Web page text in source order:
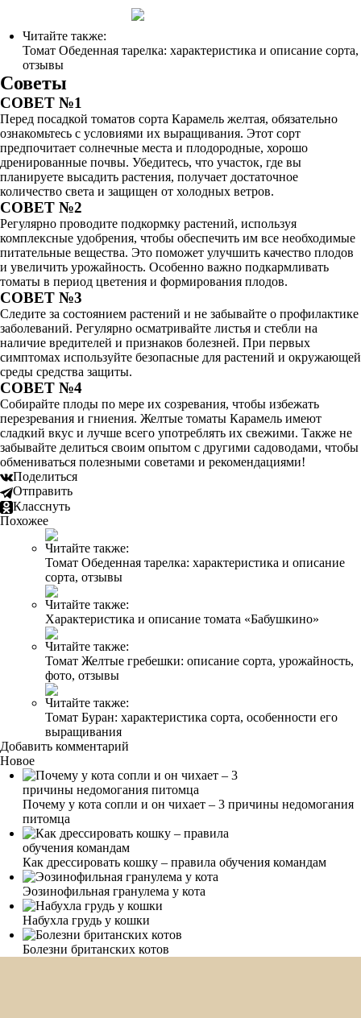
Читайте также:
Томат Обеденная тарелка: характеристика и описание сорта,
отзывы
Советы
СОВЕТ №1
Перед посадкой томатов сорта Карамель желтая, обязательно
ознакомьтесь с условиями их выращивания. Этот сорт
предпочитает солнечные места и плодородные, хорошо
дренированные почвы. Убедитесь, что участок, где вы
планируете высадить растения, получает достаточное
количество света и защищен от холодных ветров.
СОВЕТ №2
Регулярно проводите подкормку растений, используя
комплексные удобрения, чтобы обеспечить им все необходимые
питательные вещества. Это поможет улучшить качество плодов
и увеличить урожайность. Особенно важно подкармливать
томаты в период цветения и формирования плодов.
СОВЕТ №3
Следите за состоянием растений и не забывайте о профилактике
заболеваний. Регулярно осматривайте листья и стебли на
наличие вредителей и признаков болезней. При первых
симптомах используйте безопасные для растений и окружающей
среды средства защиты.
СОВЕТ №4
Собирайте плоды по мере их созревания, чтобы избежать
перезревания и гниения. Желтые томаты Карамель имеют
сладкий вкус и лучше всего употреблять их свежими. Также не
забывайте делиться своим опытом с другими садоводами, чтобы
обмениваться полезными советами и рекомендациями!
Поделиться
Отправить
Класснуть
Похожее
Читайте также:
Томат Обеденная тарелка: характеристика и описание
сорта, отзывы
Читайте также:
Характеристика и описание томата «Бабушкино»
Читайте также:
Томат Желтые гребешки: описание сорта, урожайность,
фото, отзывы
Читайте также:
Томат Буран: характеристика сорта, особенности его
выращивания
Добавить комментарий
Новое
Почему у кота сопли и он чихает – 3 причины недомогания
питомца
Как дрессировать кошку – правила обучения командам
Эозинофильная гранулема у кота
Набухла грудь у кошки
Болезни британских котов